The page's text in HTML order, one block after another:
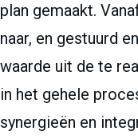
plan gemaakt.
naar, en gestuurd
waarde uit de te
in het gehele
synergieën en